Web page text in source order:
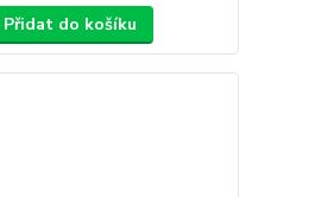
Přidat do košíku